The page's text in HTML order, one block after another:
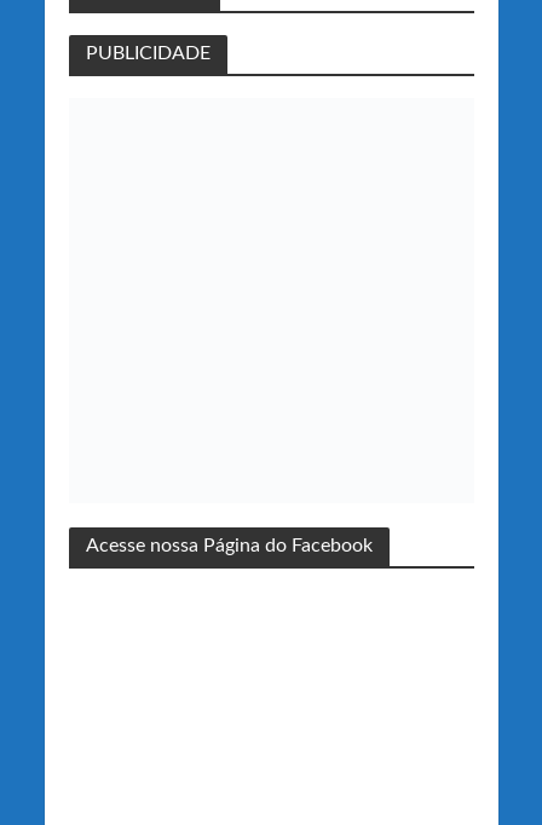
PUBLICIDADE
Acesse nossa Página do Facebook